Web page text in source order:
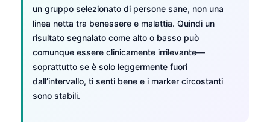
un gruppo selezionato di persone sane, non una
linea netta tra benessere e malattia. Quindi un
risultato segnalato come alto o basso può
comunque essere clinicamente irrilevante—
soprattutto se è solo leggermente fuori
dall’intervallo, ti senti bene e i marker circostanti
sono stabili.